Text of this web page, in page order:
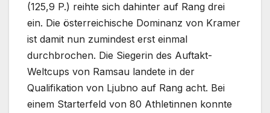
(125,9 P.) reihte sich dahinter auf Rang drei
ein. Die österreichische Dominanz von Kramer
ist damit nun zumindest erst einmal
durchbrochen. Die Siegerin des Auftakt-
Weltcups von Ramsau landete in der
Qualifikation von Ljubno auf Rang acht. Bei
einem Starterfeld von 80 Athletinnen konnte